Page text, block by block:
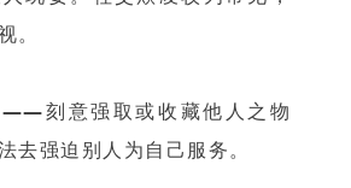
。
——刻意强取或收藏他人之物
去强迫别人为自己服务。